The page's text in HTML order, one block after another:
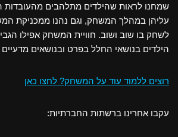
שמחנו לראות שהילדים מתלהבים מהעובדות
עליהן במהלך המשחק, וגם נהנו ממכניקת
לשחק בו שוב ושוב. חוויית המשחק אפילו
הילדים בנושאי החלל בפרט ובנושאים
רוצים ללמוד עוד על המשחק? לחצו כאן
עקבו אחרינו ברשתות החברתיות: